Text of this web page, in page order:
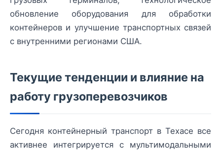
обновление оборудования для обработки
контейнеров и улучшение транспортных связей
с внутренними регионами США.
Текущие тенденции и влияние на
работу грузоперевозчиков
Сегодня контейнерный транспорт в Техасе все
активнее интегрируется с мультимодальными